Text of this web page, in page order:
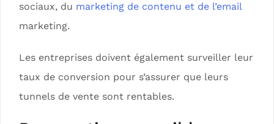
sociaux, du marketing de contenu et de l’email
marketing.
Les entreprises doivent également surveiller leur
taux de conversion pour s’assurer que leurs
tunnels de vente sont rentables.